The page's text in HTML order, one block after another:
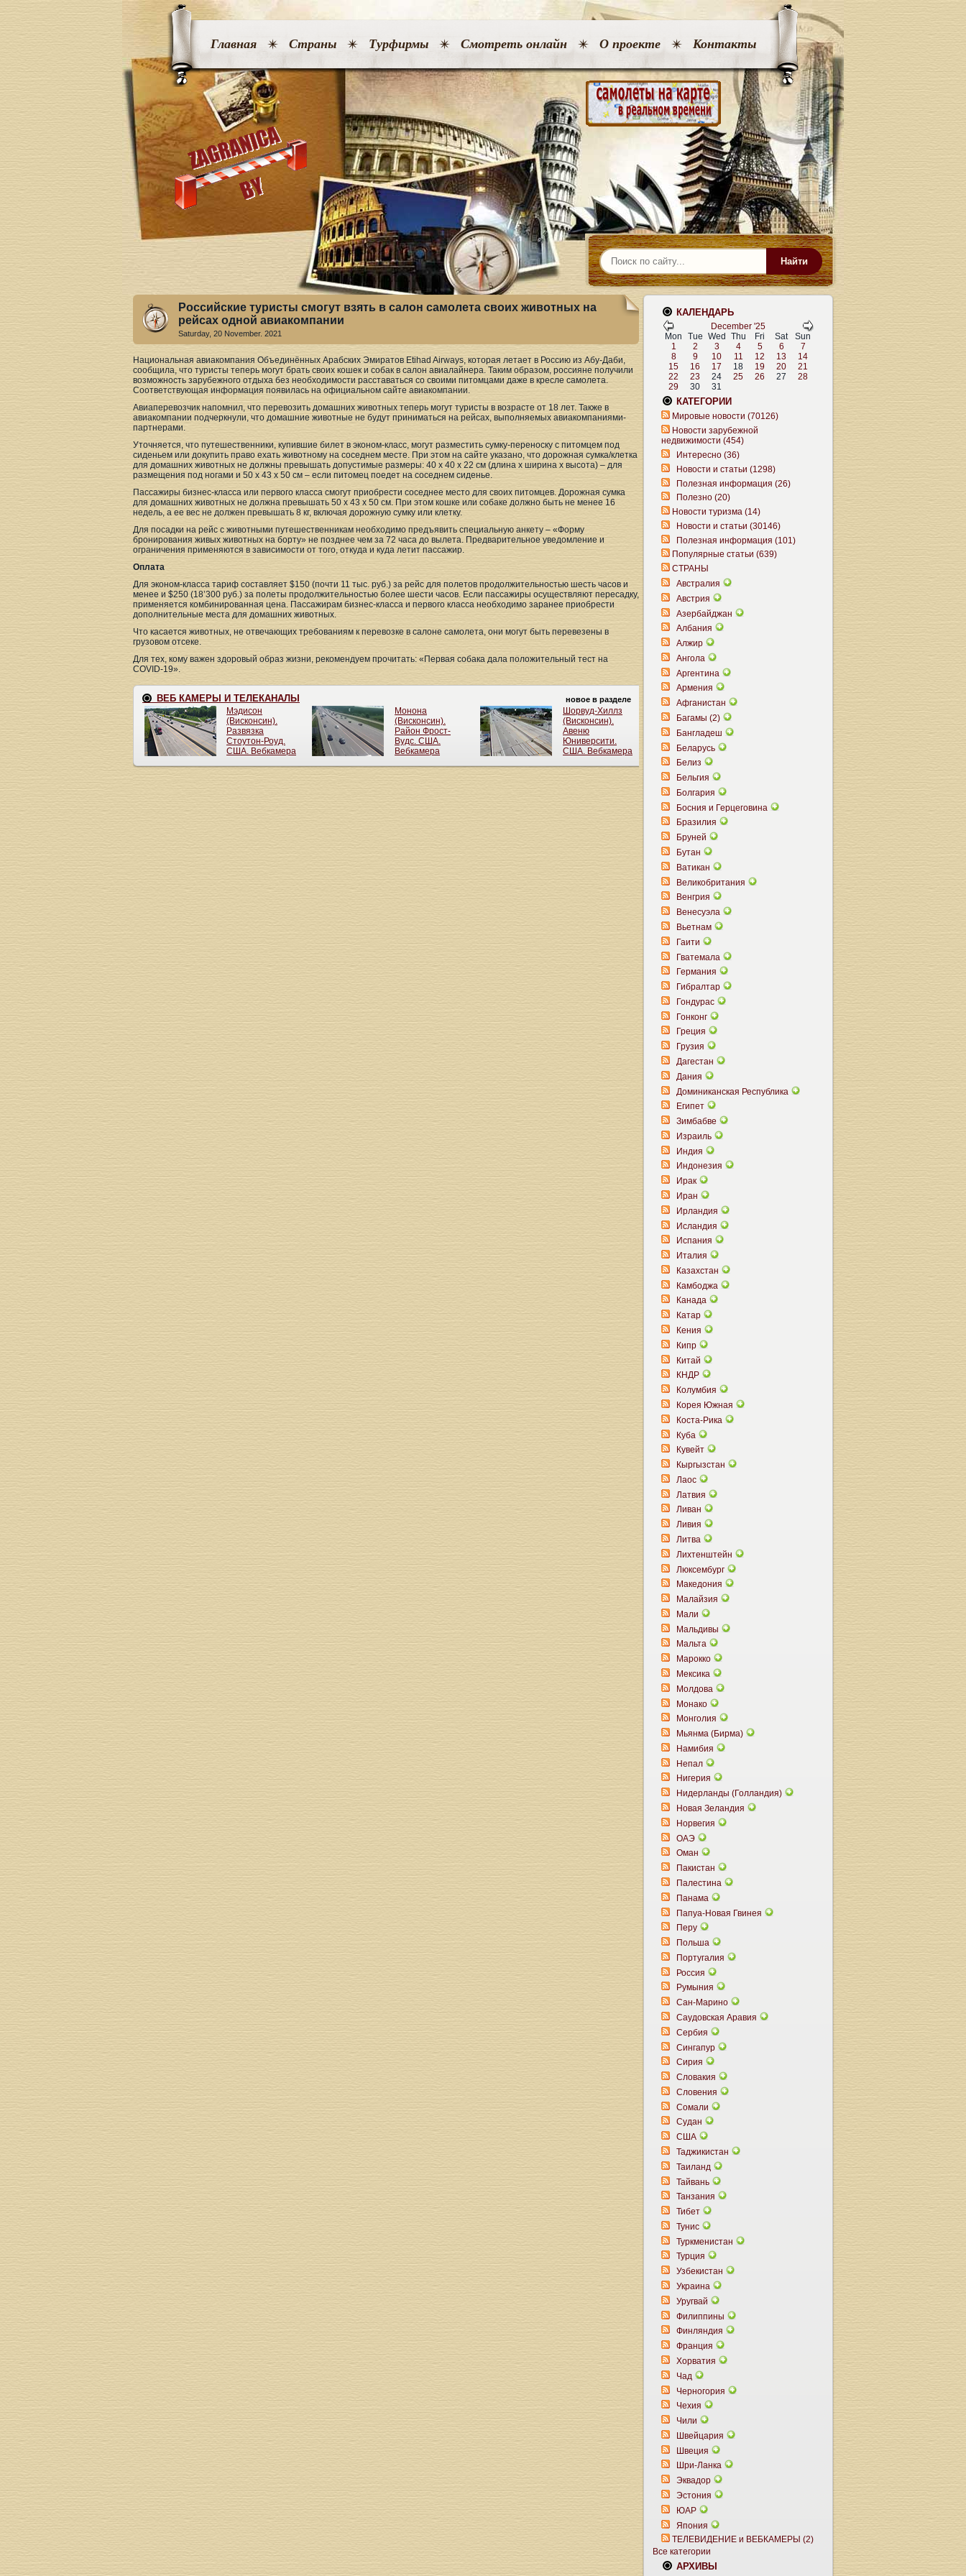
Главная Страны Турфирмы Смотреть онлайн О проекте Контакты
Найти
Российские туристы смогут взять в салон самолета своих животных на
рейсах одной авиакомпании
Saturday, 20 November. 2021
Национальная авиакомпания Объединённых Арабских Эмиратов Etihad Airways, которая летает в Россию из Абу-Даби,
сообщила, что туристы теперь могут брать своих кошек и собак в салон авиалайнера. Таким образом, россияне получили
возможность зарубежного отдыха без необходимости расставаться со своими питомцами даже в кресле самолета.
Соответствующая информация появилась на официальном сайте авиакомпании.
Авиаперевозчик напомнил, что перевозить домашних животных теперь могут туристы в возрасте от 18 лет. Также в
авиакомпании подчеркнули, что домашние животные не будут приниматься на рейсах, выполняемых авиакомпаниями-
партнерами.
Уточняется, что путешественники, купившие билет в эконом-класс, могут разместить сумку-переноску с питомцем под
сиденьем или докупить право ехать животному на соседнем месте. При этом на сайте указано, что дорожная сумка/клетка
для домашних животных не должны превышать допустимые размеры: 40 х 40 х 22 см (длина х ширина х высота) – для
размещения под ногами и 50 х 43 х 50 см – если питомец поедет на соседнем сиденье.
Пассажиры бизнес-класса или первого класса смогут приобрести соседнее место для своих питомцев. Дорожная сумка
для домашних животных не должна превышать 50 х 43 х 50 см. При этом кошке или собаке должно быть не менее 16
недель, а ее вес не должен превышать 8 кг, включая дорожную сумку или клетку.
Для посадки на рейс с животными путешественникам необходимо предъявить специальную анкету – «Форму
бронирования живых животных на борту» не позднее чем за 72 часа до вылета. Предварительное уведомление и
ограничения применяются в зависимости от того, откуда и куда летит пассажир.
Оплата
Для эконом-класса тариф составляет $150 (почти 11 тыс. руб.) за рейс для полетов продолжительностью шесть часов и
менее и $250 (18’300 руб.) за полеты продолжительностью более шести часов. Если пассажиры осуществляют пересадку,
применяется комбинированная цена. Пассажирам бизнес-класса и первого класса необходимо заранее приобрести
дополнительные места для домашних животных.
Что касается животных, не отвечающих требованиям к перевозке в салоне самолета, они могут быть перевезены в
грузовом отсеке.
Для тех, кому важен здоровый образ жизни, рекомендуем прочитать: «Первая собака дала положительный тест на
COVID-19».
КАЛЕНДАРЬ
December '25
Mon
Tue Wed Thu Fri Sat
Sun
1
2 3 4 5 6
7
8
9 10 11 12 13
14
15
16 17 18 19 20
21
22
23 24 25 26 27
28
29
30 31
КАТЕГОРИИ
Мировые новости (70126)
Новости зарубежной
недвижимости (454)
Интересно (36)
Новости и статьи (1298)
Полезная информация (26)
Полезно (20)
Новости туризма (14)
Новости и статьи (30146)
Полезная информация (101)
Популярные статьи (639)
СТРАНЫ
Австралия
Австрия
Азербайджан
Албания
Алжир
Ангола
Аргентина
Армения
Афганистан
Багамы (2)
Бангладеш
Беларусь
Белиз
Бельгия
Болгария
Босния и Герцеговина
Бразилия
Бруней
Бутан
Ватикан
Великобритания
Венгрия
Венесуэла
Вьетнам
Гаити
Гватемала
Германия
Гибралтар
Гондурас
Гонконг
Греция
Грузия
Дагестан
Дания
Доминиканская Республика
Египет
Зимбабве
Израиль
Индия
Индонезия
Ирак
Иран
Ирландия
Исландия
Испания
Италия
Казахстан
Камбоджа
Канада
Катар
Кения
Кипр
Китай
КНДР
Колумбия
Корея Южная
Коста-Рика
Куба
Кувейт
Кыргызстан
Лаос
Латвия
Ливан
Ливия
Литва
Лихтенштейн
Люксембург
Македония
Малайзия
Мали
Мальдивы
Мальта
Марокко
Мексика
Молдова
Монако
Монголия
Мьянма (Бирма)
Намибия
Непал
Нигерия
Нидерланды (Голландия)
Новая Зеландия
Норвегия
ОАЭ
Оман
Пакистан
Палестина
Панама
Папуа-Новая Гвинея
Перу
Польша
Португалия
Россия
Румыния
Сан-Марино
Саудовская Аравия
Сербия
Сингапур
Сирия
Словакия
Словения
Сомали
Судан
США
Таджикистан
Таиланд
Тайвань
Танзания
Тибет
Тунис
Туркменистан
Турция
Узбекистан
Украина
Уругвай
Филиппины
Финляндия
Франция
Хорватия
Чад
Черногория
Чехия
Чили
Швейцария
Швеция
Шри-Ланка
Эквадор
Эстония
ЮАР
Япония
ТЕЛЕВИДЕНИЕ и ВЕБКАМЕРЫ (2)
Все категории
АРХИВЫ